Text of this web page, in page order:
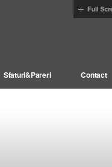
Sfaturi&Pareri Contact